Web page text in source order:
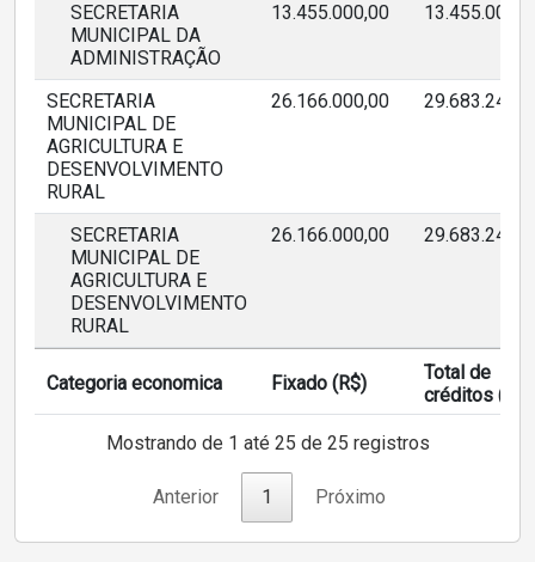
SECRETARIA
MUNICIPAL DA
ADMINISTRAÇÃO
13.455.000,00
SECRETARIA
MUNICIPAL DE
AGRICULTURA E
DESENVOLVIMENTO
RURAL
26.166.000,00
SECRETARIA
MUNICIPAL DE
AGRICULTURA E
DESENVOLVIMENTO
RURAL
26.166.000,00
Categoria economica Fixado (R$)
Total de
créditos (R$)
Mostrando de 1 até 25 de 25 registros
Anterior 1 Próximo